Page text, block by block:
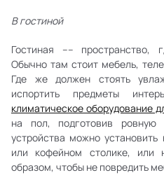
В гостиной
Гостиная –– пространство,
Обычно там стоит мебель,
Где же должен стоять
испортить предметы
климатическое оборудование
на пол, подготовив ровную
устройства можно
или кофейном столике,
образом, чтобы не повредить